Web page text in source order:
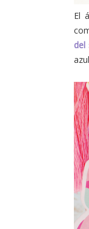
El
del